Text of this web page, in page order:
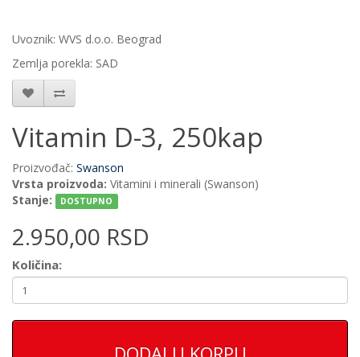
Uvoznik: WVS d.o.o. Beograd
Zemlja porekla: SAD
Vitamin D-3, 250kap
Proizvođač: Swanson
Vrsta proizvoda: Vitamini i minerali (Swanson)
Stanje:
DOSTUPNO
2.950,00 RSD
Količina: